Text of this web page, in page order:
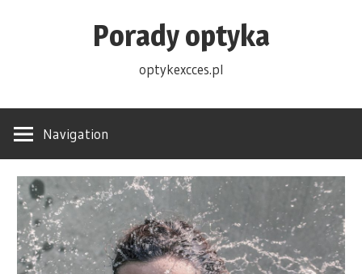
Porady optyka
optykexcces.pl
Navigation